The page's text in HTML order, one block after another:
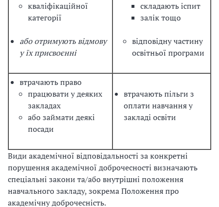
кваліфікаційної
категорії
або отримують відмову
у їх присвоєнні
складають іспит
залік тощо
відповідну частину
освітньої програми
втрачають право
працювати у деяких
закладах
або займати деякі
посади
втрачають пільги з
оплати навчання у
закладі освіти
Види академічної відповідальності за конкретні
порушення академічної доброчесності визначають
спеціальні закони та/або внутрішні положення
навчального закладу, зокрема Положення про
академічну доброчесність.